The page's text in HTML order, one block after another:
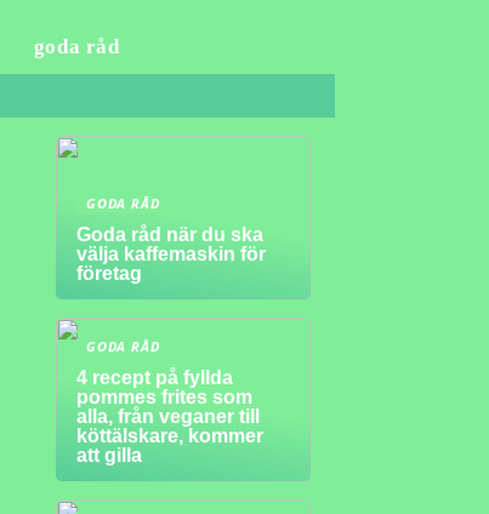
goda råd
GODA RÅD
Goda råd när du ska
välja kaffemaskin för
företag
GODA RÅD
4 recept på fyllda
pommes frites som
alla, från veganer till
köttälskare, kommer
att gilla